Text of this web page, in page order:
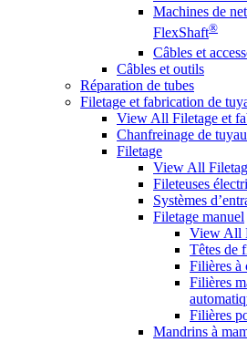
Machines de
FlexShaft®
Câbles et
Câbles et outils
Réparation de tubes
Filetage et fabrication de
View All Filetage et
Chanfreinage de tuyau
Filetage
View All
Fileteuses
Systèmes
Filetage manuel
View All
Têtes de
Filières à
Filières
Filières
Mandrins à